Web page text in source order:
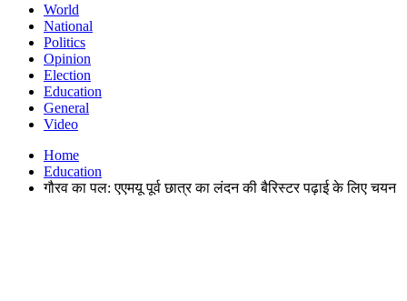
World
National
Politics
Opinion
Election
Education
General
Video
Home
Education
गौरव का पल: एएमयू पूर्व छात्र का लंदन की बैरिस्टर पढ़ाई के लिए चयन